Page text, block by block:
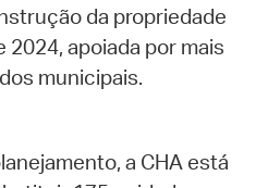
da propriedade
apoiada por mais
municipais.
a CHA está